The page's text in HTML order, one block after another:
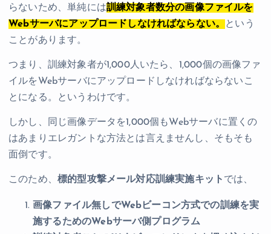
らないため、単純には訓練対象者数分の画像ファイルを
Webサーバにアップロードしなければならない。
という
ことがあります。
つまり、訓練対象者が1,000人いたら、1,000個の画像ファ
イルをWebサーバにアップロードしなければならないこ
とになる。というわけです。
しかし、同じ画像データを1,000個もWebサーバに置くの
はあまりエレガントな方法とは言えませんし、そもそも
面倒です。
このため、 標的型攻撃メール対応訓練実施キット では、
画像ファイル無しでWebビーコン方式での訓練を実
施するためのWebサーバ側プログラム